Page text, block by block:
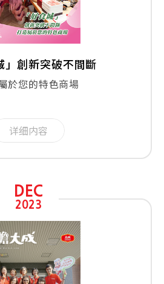
」創新突破不間斷
於您的特色商場
详细内容
DEC
2023